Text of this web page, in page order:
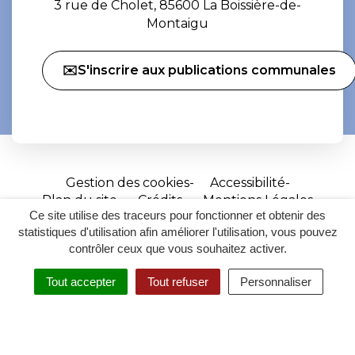
Ce site utilise des traceurs pour fonctionner et obtenir des
statistiques d'utilisation afin améliorer l'utilisation, vous pouvez
contrôler ceux que vous souhaitez activer.
Tout accepter Tout refuser Personnaliser
RECHERCHER
ACCESSIBILITÉ
3 rue de Cholet, 85600 La Boissière-de-
Montaigu
✉️S'inscrire aux publications communales
Gestion des cookies
Accessibilité
Plan du site
Crédits
Mentions Légales
Site
réalisé
par
Inovagora